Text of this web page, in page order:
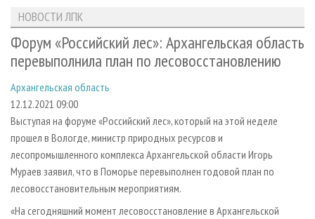
ЛЕСОЗАГОТОВКА
ЛЕСОПИЛЕНИЕ
СУШКА ДРЕВЕСИНЫ
ПРОИЗВОДСТВО ДРЕВЕСНЫХ ПЛИТ
ДЕРЕВЯННОЕ ДОМОСТРОЕНИЕ
ПРОИЗВОДСТВО МЕБЕЛИ
БИОЭНЕРГЕТИКА
НОВОСТИ ЛПК
НОВОСТИ ЖУРНАЛА
ПРОЕКТЫ ЛПИ
АНАЛИТИКА
ПРЕДПРИЯТИЯ ЛПК
ПЕРСОНЫ
МОБИЛЬНЫЕ ВЫСТАВКИ
ОФИЦИАЛЬНЫЕ ДЕЛЕГАЦИИ
ПРИОРИТЕТНЫЕ ИНВЕСТПРОЕКТЫ
RUSSIAN FORESTRY REVIEW
АРХИВ
АРХИВ ЖУРНАЛОВ
О ЖУРНАЛЕ
ПОДПИСКА
КОНТАКТЫ
РЕКЛАМОДАТЕЛЯМ
РЕКЛАМА
РЕКЛАМА НА САЙТЕ
НОВОСТИ ЛПК
Форум «Российский лес»: Архангельская область
перевыполнила план по лесовосстановлению
Архангельская область
12.12.2021 09:00
Выступая на форуме «Российский лес», который на этой неделе
прошел в Вологде, министр природных ресурсов и
лесопромышленного комплекса Архангельской области Игорь
Мураев заявил, что в Поморье перевыполнен годовой план по
лесовосстановительным мероприятиям.
«На сегодняшний момент лесовосстановление в Архангельской